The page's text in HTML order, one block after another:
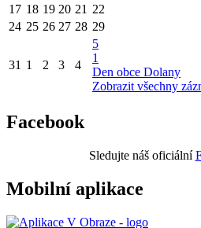
17 18 19 20 21 22
24 25 26 27 28 29
31 1 2 3 4
5
1
Den obce Dolany
Zobrazit všechny
Facebook
Sledujte náš oficiální
Mobilní aplikace